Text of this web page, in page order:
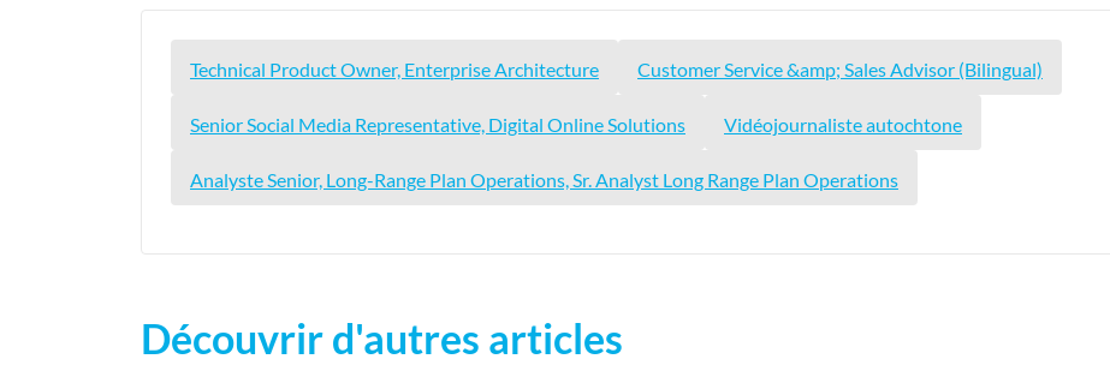
Technical Product Owner, Enterprise Architecture Customer Service &amp; Sales Advisor (Bilingual)
Senior Social Media Representative, Digital Online Solutions Vidéojournaliste autochtone
Analyste Senior, Long-Range Plan Operations, Sr. Analyst Long Range Plan Operations
Découvrir d'autres articles